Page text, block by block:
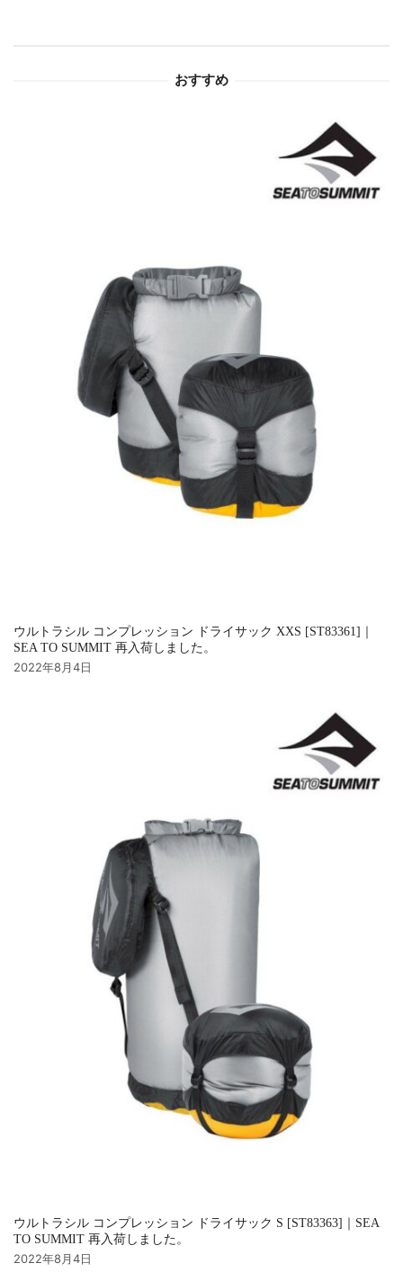
おすすめ
ウルトラシル コンプレッション ドライサック XXS [ST83361]｜
SEA TO SUMMIT 再入荷しました。
2022年8月4日
ウルトラシル コンプレッション ドライサック S [ST83363]｜SEA
TO SUMMIT 再入荷しました。
2022年8月4日